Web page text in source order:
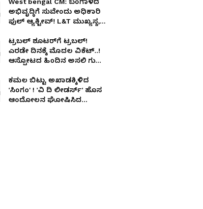
ಅಭಿವೃದ್ಧಿಗೆ ಸುವೇಂದು ಅಧಿಕಾರಿ
ಫುಲ್ ಆ್ಯಕ್ಟೀವ್! L&T ಮುಖ್ಯಸ್ಥ,
ಟ್ರಬಲ್ ಶೂಟರ್‌​ಗೆ ಟ್ರಬಲ್!
ಎರಡೇ ದಿನಕ್ಕೆ ಮೊದಲ ವಿಕೆಟ್..!
ಆಸ್ಫೋಟದ ಹಿಂದಿನ ಅಸಲಿ ಗುಟ್ಟು
ಕಮಲ ಬಿಟ್ಟು ಅಖಾಡಕ್ಕಿಳಿದ
'ಸಿಂಗಂ' ! 'ವಿ ದಿ ಲೀಡರ್ಸ್' ಹೊಸ
ಆಂದೋಲನ ಘೋಷಿಸಿದ